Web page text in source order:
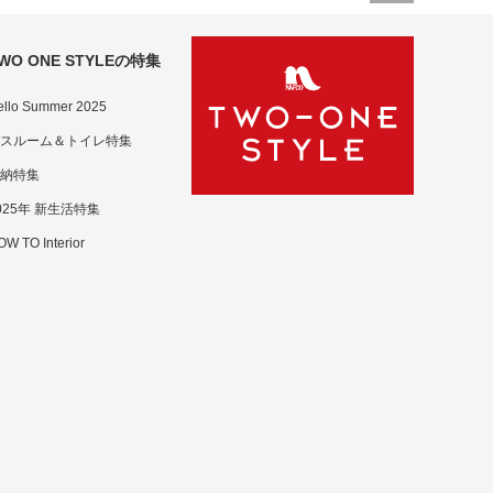
ONE STYLEの特集
Summer 2025
ルーム＆トイレ特集
特集
年 新生活特集
TO Interior